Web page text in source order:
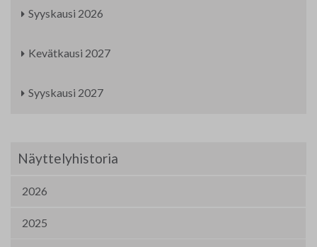
Syyskausi 2026
Kevätkausi 2027
Syyskausi 2027
Näyttelyhistoria
2026
2025